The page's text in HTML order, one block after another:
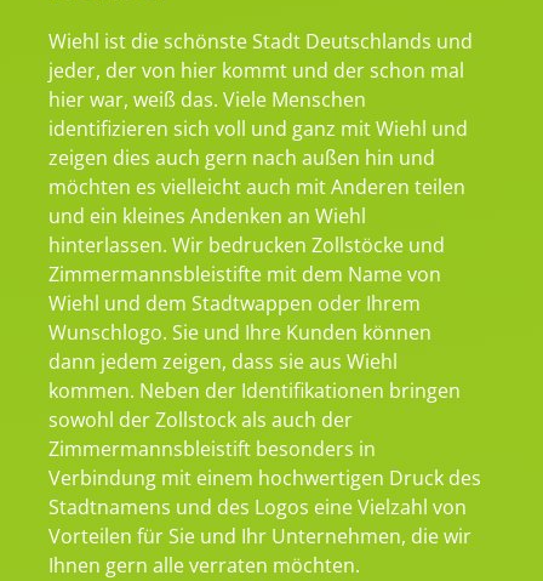
Wiehl ist die schönste Stadt Deutschlands und
jeder, der von hier kommt und der schon mal
hier war, weiß das. Viele Menschen
identifizieren sich voll und ganz mit Wiehl und
zeigen dies auch gern nach außen hin und
möchten es vielleicht auch mit Anderen teilen
und ein kleines Andenken an Wiehl
hinterlassen. Wir bedrucken Zollstöcke und
Zimmermannsbleistifte mit dem Name von
Wiehl und dem Stadtwappen oder Ihrem
Wunschlogo. Sie und Ihre Kunden können
dann jedem zeigen, dass sie aus Wiehl
kommen. Neben der Identifikationen bringen
sowohl der Zollstock als auch der
Zimmermannsbleistift besonders in
Verbindung mit einem hochwertigen Druck des
Stadtnamens und des Logos eine Vielzahl von
Vorteilen für Sie und Ihr Unternehmen, die wir
Ihnen gern alle verraten möchten.